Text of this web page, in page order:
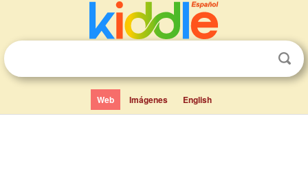
Web Imágenes English